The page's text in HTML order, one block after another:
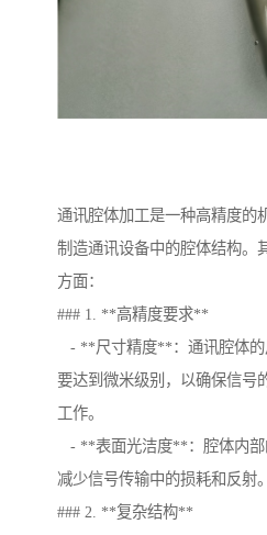
通讯腔体加工是一种高精度的
制造通讯设备中的腔体结构。
方面：
### 1. **高精度要求**
- **尺寸精度**：通讯腔体的
要达到微米级别，以确保信号
工作。
- **表面光洁度**：腔体内部
减少信号传输中的损耗和反射。
### 2. **复杂结构**